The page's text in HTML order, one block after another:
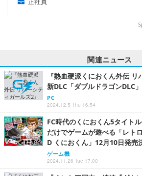
関連ニュース
『熱血硬派くにおくん外伝 リ
新DLC「ダブルドラゴンDLC
PC
2024.12.5 Thu 16:54
FC時代のくにおくん5タイト
だけでゲームが遊べる「レト
D くにおくん」12月10日発売
ゲーム機
2024.11.26 Tue 17:00